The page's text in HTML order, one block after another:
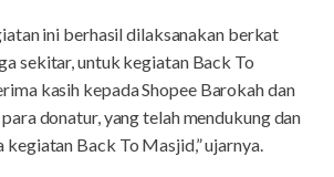
ini berhasil dilaksanakan berkat
sekitar, untuk kegiatan Back To
kasih kepada Shopee Barokah dan
donatur, yang telah mendukung dan
Back To Masjid,” ujarnya.